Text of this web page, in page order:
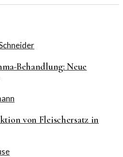
Behandlung: Neue
von Fleischersatz in